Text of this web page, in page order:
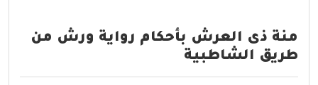
منة ذى العرش بأحكام رواية ورش من
طريق الشاطبية